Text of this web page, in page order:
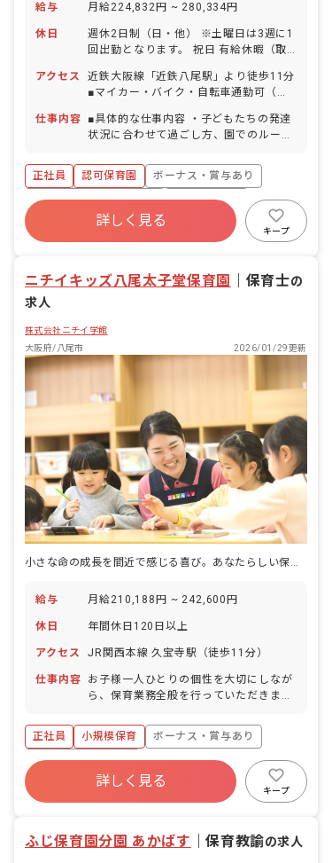
給与 月給224,832円 ~ 280,334円
休日
週休2日制（日・他） ※土曜日は3週に1
回出勤となります。 祝日 有給休暇（取
能） 産前産後休暇制度（取得率・復帰率
100％） 育児休暇制度 特別有給休暇 介
護休暇制度 ※年間休日105日（有休は別
途付与） ◆人員にゆとりをもたせている
アクセス
近鉄大阪線「近鉄八尾駅」より徒歩11分
■マイカー・バイク・自転車通勤可（無
コンビニがあるほか、周辺にはスーパー
やショッピングモールもありますので、
仕事内容
■具体的な仕事内容 ・子どもたちの発達
状況に合わせて過ごし方、園でのルール
行事の企画運営。子どもたちが楽しめる
ように、成長した姿を保護者に見てもら
えるように、内容を考えて企画・運営を
します。 ・様々な体験を積むことがで
き、広い視野で教育・保育にたずさわれ
に、日夜、保護者や地域社会と力を合わ
職員は豊かな愛情をもって接し、児童の
処遇向上のため知識の修得と技術の向上
に努めます。 ■保育目標 ・明るく素直
ら考え、自分で行動できる心を育む ・自
分の思いを伝え、人の話を聞ける態度を
育む ・心身共に健康であり、基本的生活
習慣を育む ・公共の精神を培い人・自
然・物を大切にする心を育む
正社員 認可保育園
ボーナス・賞与あり
寮・住宅・家賃補助あり
社会保険完備
福利厚生充実
退職金制度
詳しく見る
キープ
ニチイキッズ八尾太子堂保育園 保育士の
求人
株式会社ニチイ学館
大阪府/八尾市
2026/01/29更新
小さな命の成長を間近で感じる喜び。あなたらしい保育をここで。
給与 月給210,188円 ~ 242,600円
休日 年間休日120日以上
アクセス JR関西本線 久宝寺駅（徒歩11分）
仕事内容
お子様一人ひとりの個性を大切にしなが
ら、保育業務全般を行っていただきま
す。 ・授乳、おむつ交換、着替え、食事
補助 ・教材の検討および行動計画の策定
・保育環境の整備 ・保護者対応 ■園児年
齢層：0～2歳児
正社員 小規模保育
ボーナス・賞与あり
年間休日120日以上
寮・住宅・家賃補助あり
社会保険完備
残業少なめ
詳しく見る
キープ
ふじ保育園分園 あかばす ｜保育教諭の求人